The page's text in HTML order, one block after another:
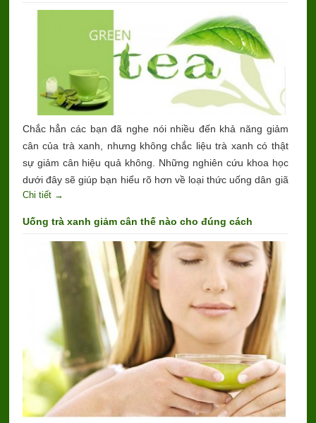
Chắc hẳn các bạn đã nghe nói nhiều đến khả năng giảm
cân của trà xanh, nhưng không chắc liệu trà xanh có thật
sự giảm cân hiệu quả không. Những nghiên cứu khoa học
dưới đây sẽ giúp bạn hiểu rõ hơn về loại thức uống dân giã
nhưng cũng hết sức đặc biệt này.
Chi tiết →
Uống trà xanh giảm cân thế nào cho đúng cách